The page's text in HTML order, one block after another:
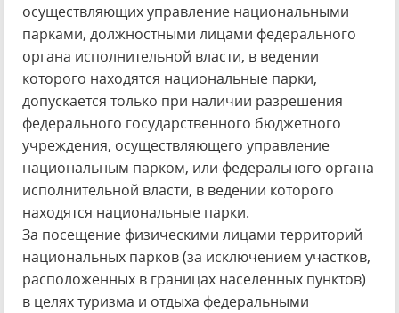
осуществляющих управление национальными
парками, должностными лицами федерального
органа исполнительной власти, в ведении
которого находятся национальные парки,
допускается только при наличии разрешения
федерального государственного бюджетного
учреждения, осуществляющего управление
национальным парком, или федерального органа
исполнительной власти, в ведении которого
находятся национальные парки.
За посещение физическими лицами территорий
национальных парков (за исключением участков,
расположенных в границах населенных пунктов)
в целях туризма и отдыха федеральными